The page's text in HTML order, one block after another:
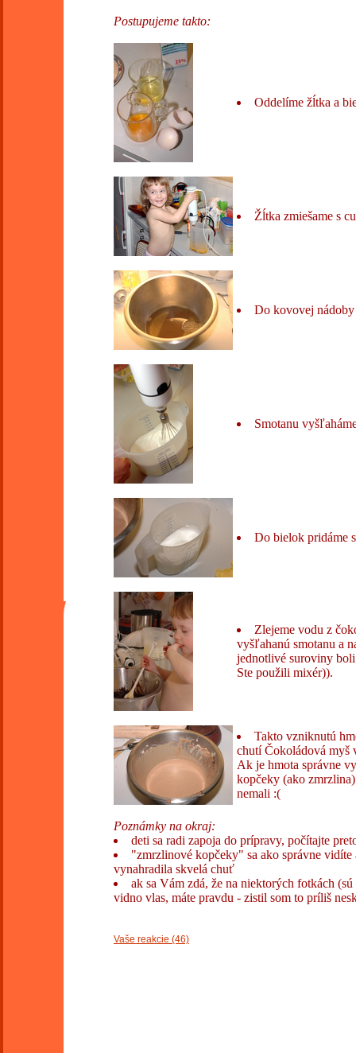
Postupujeme takto:
Oddelíme žĺtka a
Žĺtka zmiešame s
Do kovovej
Smotanu
Do bielok pridáme
Zlejeme vodu z
vyšľahanú smotanu a
jednotlivé suroviny boli
Ste použili mixér)).
Takto vzniknutú
chutí Čokoládová myš
Ak je hmota správne
kopčeky (ako
nemali :(
Poznámky na okraj:
deti sa radi zapoja do prípravy, počítajte
"zmrzlinové kopčeky" sa ako správne
vynahradila skvelá chuť
ak sa Vám zdá, že na niektorých fotkách
vidno vlas, máte pravdu - zistil som to príliš
Vaše reakcie (46)